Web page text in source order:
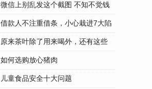
微信上别乱发这个截图 不知不觉钱
...
借款人不注重借条，小心栽进7大陷
...
原来茶叶除了用来喝外，还有这些
...
如何选购放心猪肉
儿童食品安全十大问题